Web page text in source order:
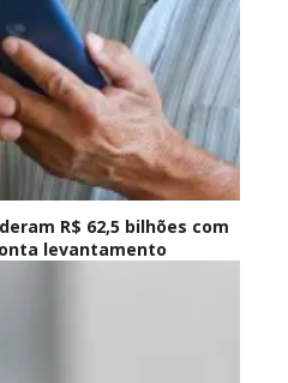
R$ 62,5 bilhões com
levantamento